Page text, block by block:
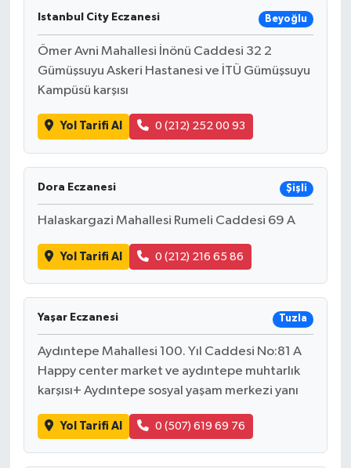
Istanbul City Eczanesi Beyoğlu
Ömer Avni Mahallesi İnönü Caddesi 32 2
Gümüşsuyu Askeri Hastanesi ve İTÜ Gümüşsuyu
Kampüsü karşısı
Yol Tarifi Al 0 (212) 252 00 93
Dora Eczanesi Şişli
Halaskargazi Mahallesi Rumeli Caddesi 69 A
Yol Tarifi Al 0 (212) 216 65 86
Yaşar Eczanesi Tuzla
Aydıntepe Mahallesi 100. Yıl Caddesi No:81 A
Happy center market ve aydıntepe muhtarlık
karşısı+ Aydıntepe sosyal yaşam merkezi yanı
Yol Tarifi Al 0 (507) 619 69 76